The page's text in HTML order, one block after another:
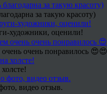
за такую красоту)
художники, оценили!
очень понравилось 😍😍
видео отзыв.